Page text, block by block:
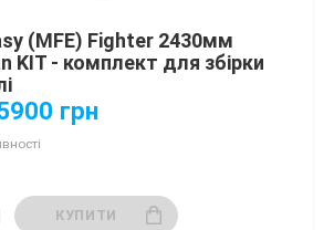
(MFE) Fighter 2430мм
KIT - комплект для збірки
грн
КУПИТИ